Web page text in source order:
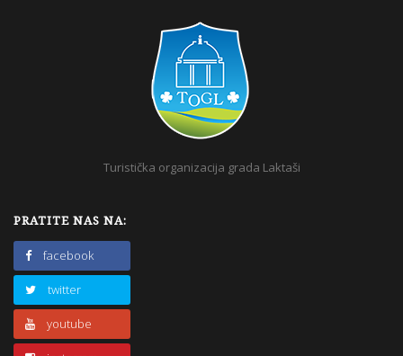
Turistička organizacija grada Laktaši
PRATITE NAS NA:
facebook
twitter
youtube